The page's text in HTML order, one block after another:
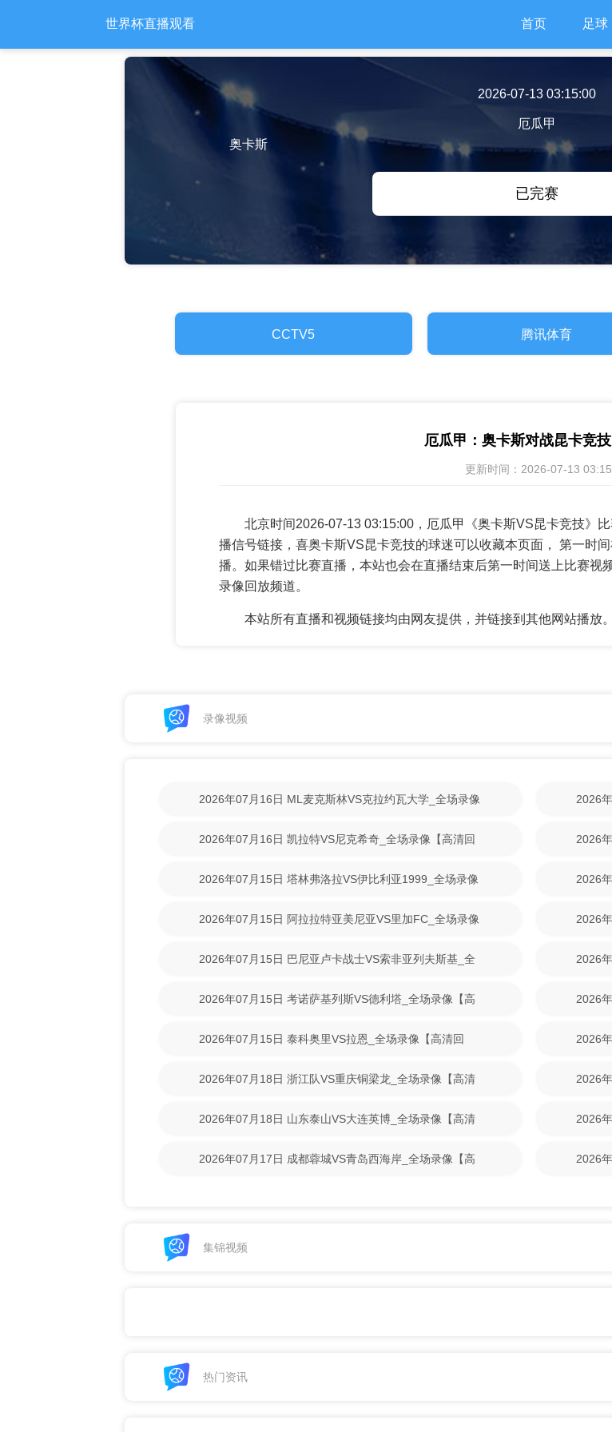
世界杯直播观看 首页 足球
奥卡斯
2026-07-13 03:15:00
厄瓜甲
已完赛
CCTV5 腾讯体育
厄瓜甲：奥卡斯对战昆卡竞
更新时间：2026-07-13
北京时间2026-07-13 03:15:00，厄瓜甲《奥卡斯VS昆卡竞技》
播信号链接，喜奥卡斯VS昆卡竞技的球迷可以收藏本页面， 第一时
播。如果错过比赛直播，本站也会在直播结束后第一时间送上比赛视
录像回放频道。
本站所有直播和视频链接均由网友提供，并链接到其他网站播放。
录像视频
2026年07月16日 ML麦克斯林VS克拉约瓦大学_全场录像 2026
2026年07月16日 凯拉特VS尼克希奇_全场录像【高清回 2026
2026年07月15日 塔林弗洛拉VS伊比利亚1999_全场录像 2026
2026年07月15日 阿拉拉特亚美尼亚VS里加FC_全场录像 2026
2026年07月15日 巴尼亚卢卡战士VS索非亚列夫斯基_全
场录像【高清回放】
2026
2026年07月15日 考诺萨基列斯VS德利塔_全场录像【高 2026
2026年07月15日 泰科奥里VS拉恩_全场录像【高清回 2026
2026年07月18日 浙江队VS重庆铜梁龙_全场录像【高清 2026
2026年07月18日 山东泰山VS大连英博_全场录像【高清 2026
2026年07月17日 成都蓉城VS青岛西海岸_全场录像【高 2026
集锦视频
热门资讯